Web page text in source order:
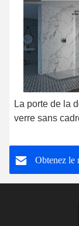
La porte de la
verre sans
Obtenez le